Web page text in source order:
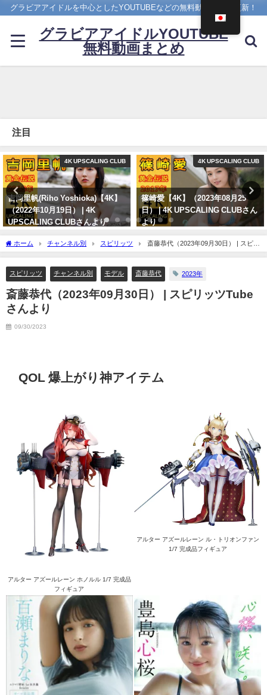
グラビアアイドルを中心としたYOUTUBEなどの無料動画を日々更新！
グラビアアイドルYOUTUBE
無料動画まとめ
注目
4K UPSCALING CLUB
吉岡里帆(Riho Yoshioka)【4K】
（2022年10月19日） | 4K
UPSCALING CLUBさんより
4K UPSCALING CLUB
篠崎愛【4K】（2023年08月25
日） | 4K UPSCALING CLUBさん
より
ホーム チャンネル別 スピリッツ
斎藤恭代（2023年09月30日） | スピリ
ッツTubeさんより
スピリッツ チャンネル別 モデル 斎藤恭代 2023年
斎藤恭代（2023年09月30日） | スピリッツTube
さんより
09/30/2023
QOL 爆上がり神アイテム
アルター アズールレーン ホノルル 1/7 完成品
フィギュア
アルター アズールレーン ル・トリオンファン
1/7 完成品フィギュア